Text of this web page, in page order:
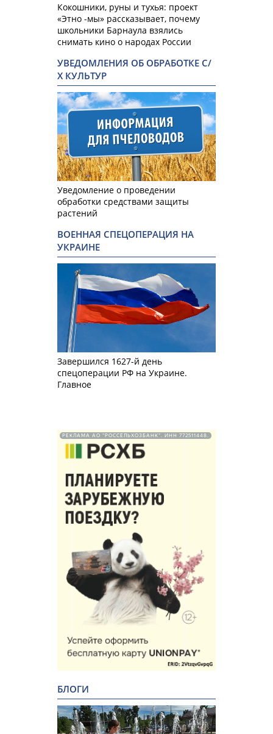
Кокошники, руны и тухья: проект
«Этно -мы» рассказывает, почему
школьники Барнаула взялись
снимать кино о народах России
УВЕДОМЛЕНИЯ ОБ ОБРАБОТКЕ С/
Х КУЛЬТУР
Уведомление о проведении
обработки средствами защиты
растений
ВОЕННАЯ СПЕЦОПЕРАЦИЯ НА
УКРАИНЕ
Завершился 1627-й день
спецоперации РФ на Украине.
Главное
РЕКЛАМА АО "РОССЕЛЬХОЗБАНК". ИНН 772511448.
БЛОГИ